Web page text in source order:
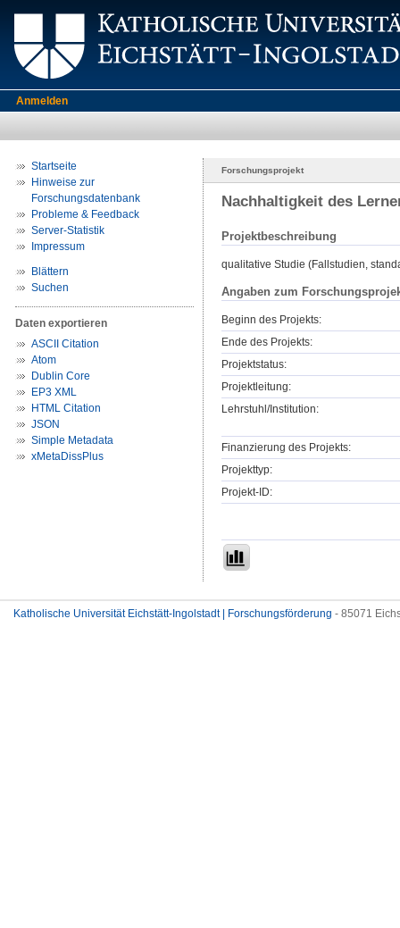
Anmelden
Startseite
Hinweise zur
Forschungsdatenbank
Probleme & Feedback
Server-Statistik
Impressum
Blättern
Suchen
Daten exportieren
ASCII Citation
Atom
Dublin Core
EP3 XML
HTML Citation
JSON
Simple Metadata
xMetaDissPlus
Forschungsprojekt
Nachhaltigkeit des
Projektbeschreibung
qualitative Studie (Fallstudien,
Angaben zum
Beginn des Projekts:
Ende des Projekts:
Projektstatus:
Projektleitung:
Lehrstuhl/Institution:
Finanzierung des Projekts:
Projekttyp:
Projekt-ID:
Katholische Universität Eichstätt-Ingolstadt | Forschungsförderung - 85071